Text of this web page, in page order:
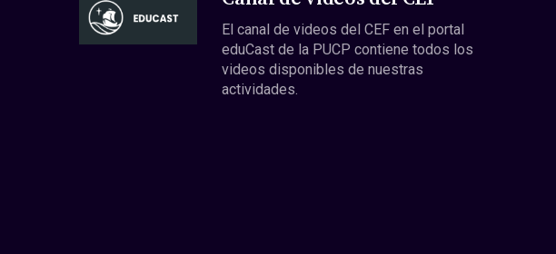
El canal de videos del CEF en el portal
eduCast de la PUCP contiene todos los
videos disponibles de nuestras
actividades.